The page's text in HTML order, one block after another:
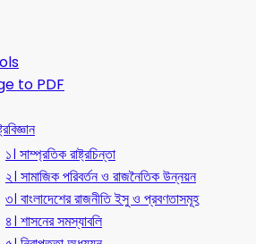
to PDF
১। সাম্প্রতিক রাষ্ট্রচিন্তা
২। সামাজিক পরিবর্তন ও রাজনৈতিক উন্নয়ন
৩। বাংলাদেশের রাজনীতি ইসু ও প্রবণতাসমূহ
৪। শাসনের সমস্যাবলি